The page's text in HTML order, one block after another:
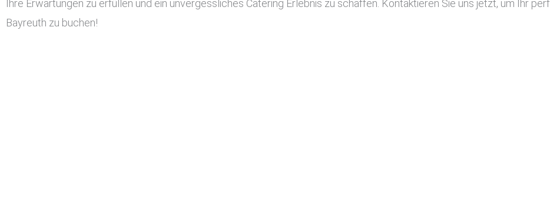
Ihre Erwartungen zu erfüllen und ein unvergessliches Catering Erlebnis zu schaffen. Kontaktieren Sie uns jetzt, um Ihr
Bayreuth zu buchen!